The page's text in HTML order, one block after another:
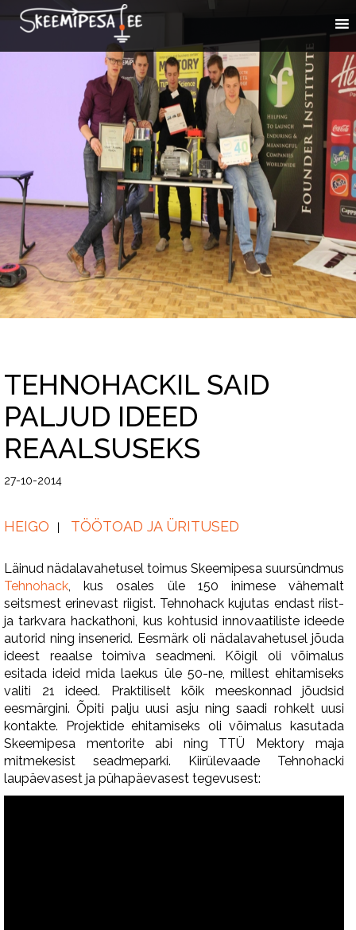
TEHNOHACKIL SAID
PALJUD IDEED
REAALSUSEKS
27-10-2014
HEIGO TÖÖTOAD JA ÜRITUSED
Läinud nädalavahetusel toimus Skeemipesa suursündmus
Tehnohack, kus osales üle 150 inimese vähemalt
seitsmest erinevast riigist. Tehnohack kujutas endast riist-
ja tarkvara hackathoni, kus kohtusid innovaatiliste ideede
autorid ning insenerid. Eesmärk oli nädalavahetusel jõuda
ideest reaalse toimiva seadmeni. Kõigil oli võimalus
esitada ideid mida laekus üle 50-ne, millest ehitamiseks
valiti 21 ideed. Praktiliselt kõik meeskonnad jõudsid
eesmärgini. Õpiti palju uusi asju ning saadi rohkelt uusi
kontakte. Projektide ehitamiseks oli võimalus kasutada
Skeemipesa mentorite abi ning TTÜ Mektory maja
mitmekesist seadmeparki. Kiirülevaade Tehnohacki
laupäevasest ja pühapäevasest tegevusest: